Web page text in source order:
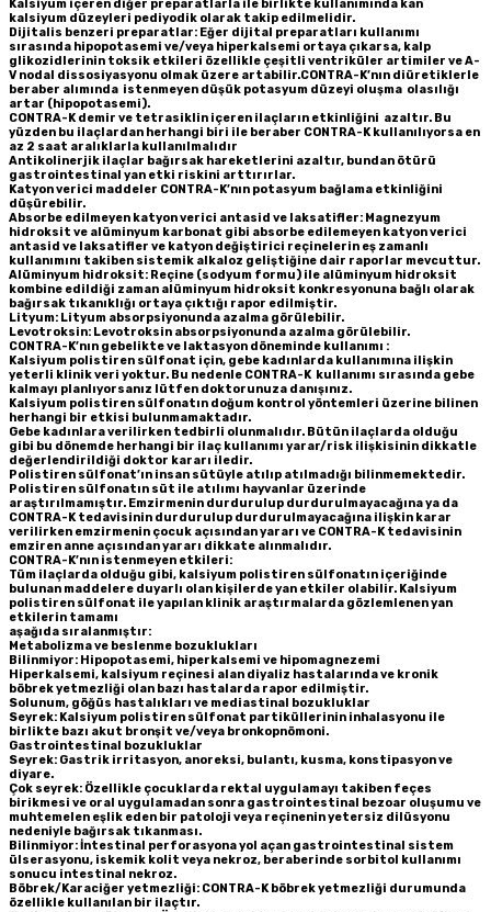
Kalsiyum içeren diğer preparatlarla ile birlikte kullanımında kan
kalsiyum düzeyleri pediyodik olarak takip edilmelidir.
Dijitalis benzeri preparatlar: Eğer dijital preparatları kullanımı
sırasında hipopotasemi ve/veya hiperkalsemi ortaya çıkarsa, kalp
glikozidlerinin toksik etkileri özellikle çeşitli ventriküler artimiler ve A-
V nodal dissosiyasyonu olmak üzere artabilir.CONTRA-K’nın diüretiklerle
beraber alımında istenmeyen düşük potasyum düzeyi oluşma olasılığı
artar (hipopotasemi).
CONTRA-K demir ve tetrasiklin içeren ilaçların etkinliğini azaltır. Bu
yüzden bu ilaçlardan herhangi biri ile beraber CONTRA-K kullanılıyorsa en
az 2 saat aralıklarla kullanılmalıdır
Antikolinerjik ilaçlar bağırsak hareketlerini azaltır, bundan ötürü
gastrointestinal yan etki riskini arttırırlar.
Katyon verici maddeler CONTRA-K’nın potasyum bağlama etkinliğini
düşürebilir.
Absorbe edilmeyen katyon verici antasid ve laksatifler: Magnezyum
hidroksit ve alüminyum karbonat gibi absorbe edilemeyen katyon verici
antasid ve laksatifler ve katyon değiştirici reçinelerin eş zamanlı
kullanımını takiben sistemik alkaloz geliştiğine dair raporlar mevcuttur.
Alüminyum hidroksit: Reçine (sodyum formu) ile alüminyum hidroksit
kombine edildiği zaman alüminyum hidroksit konkresyonuna bağlı olarak
bağırsak tıkanıklığı ortaya çıktığı rapor edilmiştir.
Lityum: Lityum absorpsiyonunda azalma görülebilir.
Levotroksin: Levotroksin absorpsiyonunda azalma görülebilir.
CONTRA-K’nın gebelikte ve laktasyon döneminde kullanımı :
Kalsiyum polistiren sülfonat için, gebe kadınlarda kullanımına ilişkin
yeterli klinik veri yoktur. Bu nedenle CONTRA-K kullanımı sırasında gebe
kalmayı planlıyorsanız lütfen doktorunuza danışınız.
Kalsiyum polistiren sülfonatın doğum kontrol yöntemleri üzerine bilinen
herhangi bir etkisi bulunmamaktadır.
Gebe kadınlara verilirken tedbirli olunmalıdır. Bütün ilaçlarda olduğu
gibi bu dönemde herhangi bir ilaç kullanımı yarar/risk ilişkisinin dikkatle
değerlendirildiği doktor kararı iledir.
Polistiren sülfonat’ın insan sütüyle atılıp atılmadığı bilinmemektedir.
Polistiren sülfonatın süt ile atılımı hayvanlar üzerinde
araştırılmamıştır. Emzirmenin durdurulup durdurulmayacağına ya da
CONTRA-K tedavisinin durdurulup durdurulmayacağına ilişkin karar
verilirken emzirmenin çocuk açısından yararı ve CONTRA-K tedavisinin
emziren anne açısından yararı dikkate alınmalıdır.
CONTRA-K’nın istenmeyen etkileri:
Tüm ilaçlarda olduğu gibi, kalsiyum polistiren sülfonatın içeriğinde
bulunan maddelere duyarlı olan kişilerde yan etkiler olabilir. Kalsiyum
polistiren sülfonat ile yapılan klinik araştırmalarda gözlemlenen yan
etkilerin tamamı
aşağıda sıralanmıştır:
Metabolizma ve beslenme bozuklukları
Bilinmiyor: Hipopotasemi, hiperkalsemi ve hipomagnezemi
Hiperkalsemi, kalsiyum reçinesi alan diyaliz hastalarında ve kronik
böbrek yetmezliği olan bazı hastalarda rapor edilmiştir.
Solunum, göğüs hastalıkları ve mediastinal bozukluklar
Seyrek: Kalsiyum polistiren sülfonat partiküllerinin inhalasyonu ile
birlikte bazı akut bronşit ve/veya bronkopnömoni.
Gastrointestinal bozukluklar
Seyrek: Gastrik irritasyon, anoreksi, bulantı, kusma, konstipasyon ve
diyare.
Çok seyrek: Özellikle çocuklarda rektal uygulamayı takiben feçes
birikmesi ve oral uygulamadan sonra gastrointestinal bezoar oluşumu ve
muhtemelen eşlik eden bir patoloji veya reçinenin yetersiz dilüsyonu
nedeniyle bağırsak tıkanması.
Bilinmiyor: İntestinal perforasyona yol açan gastrointestinal sistem
ülserasyonu, iskemik kolit veya nekroz, beraberinde sorbitol kullanımı
sonucu intestinal nekroz.
Böbrek/Karaciğer yetmezliği: CONTRA-K böbrek yetmezliği durumunda
özellikle kullanılan bir ilaçtır.